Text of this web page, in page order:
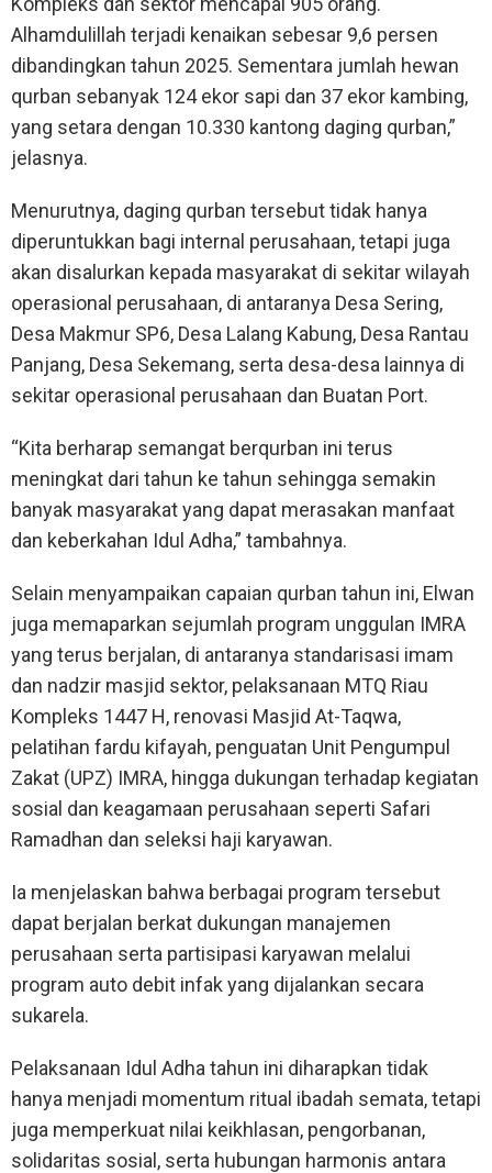
Alhamdulillah terjadi kenaikan sebesar 9,6 persen
dibandingkan tahun 2025. Sementara jumlah hewan
qurban sebanyak 124 ekor sapi dan 37 ekor kambing,
yang setara dengan 10.330 kantong daging qurban,”
jelasnya.
Menurutnya, daging qurban tersebut tidak hanya
diperuntukkan bagi internal perusahaan, tetapi juga
akan disalurkan kepada masyarakat di sekitar wilayah
operasional perusahaan, di antaranya Desa Sering,
Desa Makmur SP6, Desa Lalang Kabung, Desa Rantau
Panjang, Desa Sekemang, serta desa-desa lainnya di
sekitar operasional perusahaan dan Buatan Port.
“Kita berharap semangat berqurban ini terus
meningkat dari tahun ke tahun sehingga semakin
banyak masyarakat yang dapat merasakan manfaat
dan keberkahan Idul Adha,” tambahnya.
Selain menyampaikan capaian qurban tahun ini, Elwan
juga memaparkan sejumlah program unggulan IMRA
yang terus berjalan, di antaranya standarisasi imam
dan nadzir masjid sektor, pelaksanaan MTQ Riau
Kompleks 1447 H, renovasi Masjid At-Taqwa,
pelatihan fardu kifayah, penguatan Unit Pengumpul
Zakat (UPZ) IMRA, hingga dukungan terhadap kegiatan
sosial dan keagamaan perusahaan seperti Safari
Ramadhan dan seleksi haji karyawan.
Ia menjelaskan bahwa berbagai program tersebut
dapat berjalan berkat dukungan manajemen
perusahaan serta partisipasi karyawan melalui
program auto debit infak yang dijalankan secara
sukarela.
Pelaksanaan Idul Adha tahun ini diharapkan tidak
hanya menjadi momentum ritual ibadah semata, tetapi
juga memperkuat nilai keikhlasan, pengorbanan,
solidaritas sosial, serta hubungan harmonis antara